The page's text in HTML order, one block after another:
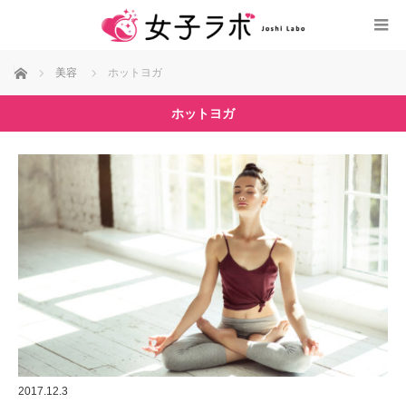
ホーム 美容 ホットヨガ
ホットヨガ
2017.12.3